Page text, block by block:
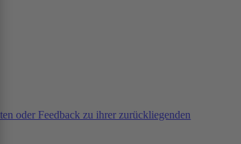
oder Feedback zu ihrer zurückliegenden